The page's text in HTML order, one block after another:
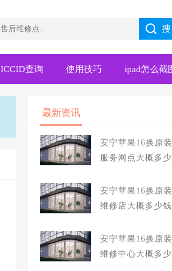
ICCID查询 使用技巧 ipad怎么截
最新资讯
安宁苹果16换原
服务网点大概多
安宁苹果16换原
维修店大概多少钱
安宁苹果16换原
维修中心大概多